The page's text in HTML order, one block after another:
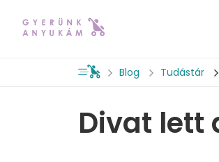
Blog Tudástár
Divat lett